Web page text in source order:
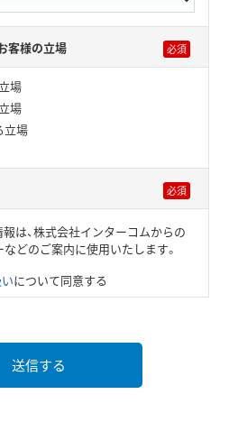
客様の立場
場
場
立場
は、株式会社インターコムからの
などのご案内に使用いたします。
について同意する
送信する